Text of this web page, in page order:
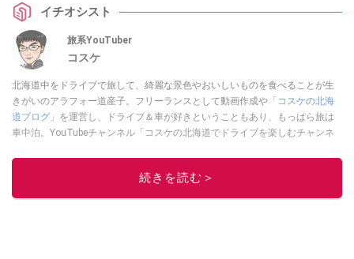
ーをお届けします。ぜひチェックしてみてください。
イチオシスト
旅系YouTuber
コスケ
北海道中をドライブで旅して、綺麗な景色やおいしいものを食べることが生
きがいのアラフォー道産子。フリーランスとして動画作成や 「コスケの北海
道ブログ」 を運営し、ドライブ＆車が好きということもあり、もっぱら旅は
車中泊。YouTubeチャンネル「コスケの北海道でドライブを楽しむチャンネ
も配信中。
続きを読む＞